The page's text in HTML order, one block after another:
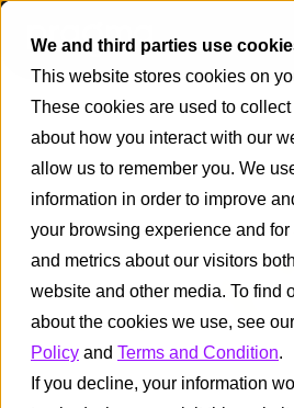
We and third parties use
This website stores cookies on
These cookies are used to
about how you interact with our
allow us to remember you. We
information in order to improve
your browsing experience and
and metrics about our visitors
website and other media. To find
about the cookies we use, see our
Policy and Terms and Condition.
If you decline, your information